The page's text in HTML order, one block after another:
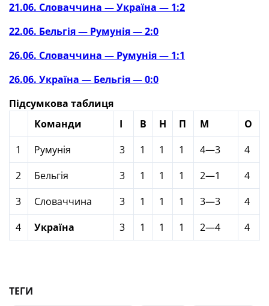
21.06. Словаччина — Україна — 1:2
22.06. Бельгія — Румунія — 2:0
26.06. Словаччина — Румунія — 1:1
26.06. Україна — Бельгія — 0:0
Підсумкова таблиця
Команди
І В Н П М
О
1
Румунія 3 1 1 1 4—3
4
2
Бельгія 3 1 1 1 2—1
4
3
Словаччина 3 1 1 1 3—3
4
4
Україна 3 1 1 1 2—4 4
ТЕГИ